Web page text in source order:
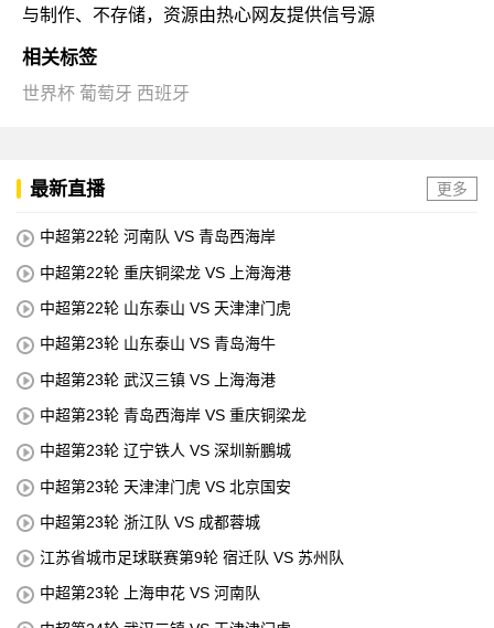
与制作、不存储，资源由热心网友提供信号源
相关标签
世界杯 葡萄牙 西班牙
最新直播 更多
中超第22轮 河南队 VS 青岛西海岸
中超第22轮 重庆铜梁龙 VS 上海海港
中超第22轮 山东泰山 VS 天津津门虎
中超第23轮 山东泰山 VS 青岛海牛
中超第23轮 武汉三镇 VS 上海海港
中超第23轮 青岛西海岸 VS 重庆铜梁龙
中超第23轮 辽宁铁人 VS 深圳新鵬城
中超第23轮 天津津门虎 VS 北京国安
中超第23轮 浙江队 VS 成都蓉城
江苏省城市足球联赛第9轮 宿迁队 VS 苏州队
中超第23轮 上海申花 VS 河南队